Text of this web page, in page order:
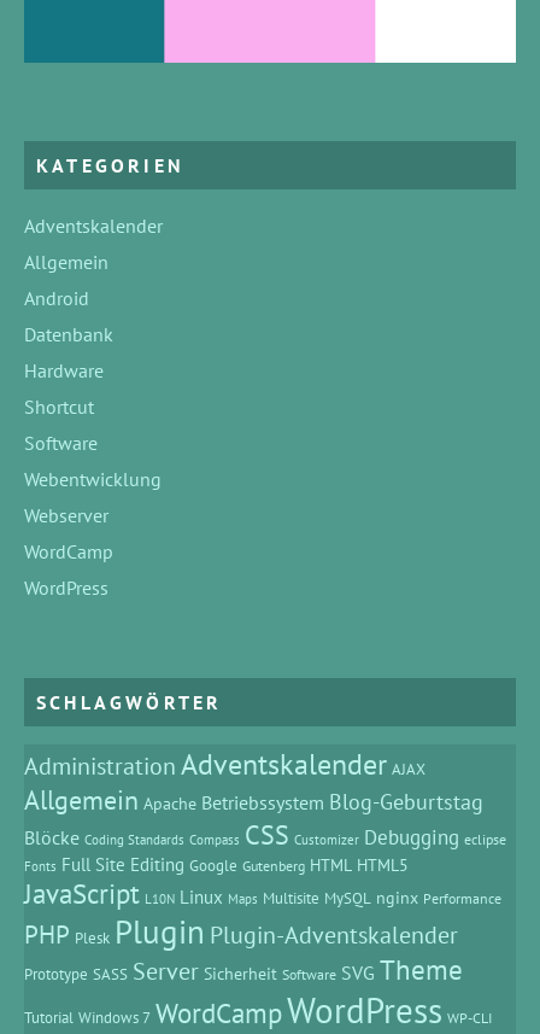
KATEGORIEN
Adventskalender
Allgemein
Android
Datenbank
Hardware
Shortcut
Software
Webentwicklung
Webserver
WordCamp
WordPress
SCHLAGWÖRTER
AdministrationAdventskalender AJAX
Allgemein Apache Betriebssystem Blog-Geburtstag
Blöcke Coding Standards Compass CSS Customizer Debugging eclipse
Fonts Full Site Editing Google Gutenberg HTML HTML5
JavaScript L10N Linux Maps Multisite MySQL nginx Performance
PHP Plesk Plugin Plugin-Adventskalender
Prototype SASS Server Sicherheit Software SVG Theme
Tutorial Windows 7 WordCampWordPress WP-CLI